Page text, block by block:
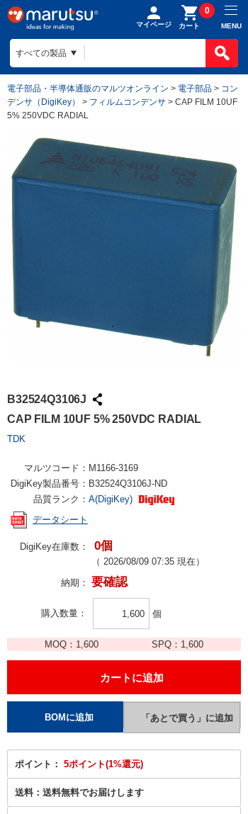
マイページ カート
0
MENU
電子部品・半導体通販のマルツオンライン > 電子部品 > コン
デンサ（DigiKey）
> フィルムコンデンサ > CAP FILM 10UF
5% 250VDC RADIAL
B32524Q3106J
CAP FILM 10UF 5% 250VDC RADIAL
TDK
マルツコード： M1166-3169
DigiKey製品番号： B32524Q3106J-ND
品質ランク： A(DigiKey)
データシート
DigiKey在庫数： 0個
（ 2026/08/09 07:35 現在）
納期： 要確認
購入数量 個
MOQ： 1,600 SPQ： 1,600
ポイント： 5ポイント(1%還元)
送料： 送料無料でお届けします